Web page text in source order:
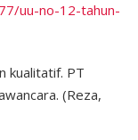
uu-no-12-tahun-
kualitatif. PT
(Reza,